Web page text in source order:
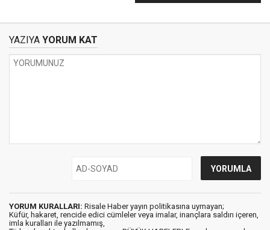
YAZIYA YORUM KAT
YORUM KURALLARI: Risale Haber yayın politikasına uymayan;
Küfür, hakaret, rencide edici cümleler veya imalar, inançlara saldırı içeren,
imla kuralları ile yazılmamış,